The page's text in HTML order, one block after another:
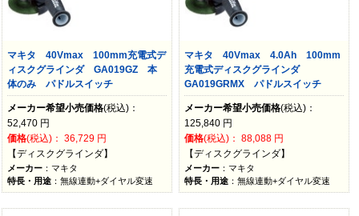
マキタ 40Vmax 100mm充電式デ
ィスクグラインダ GA019GZ 本
体のみ パドルスイッチ
メーカー希望小売価格(税込)：
52,470 円
価格(税込)：36,729 円
【ディスクグラインダ】
メーカー ：マキタ
特長・用途 ：無線連動+ダイヤル変速
マキタ 40Vmax 4.0Ah 100mm
充電式ディスクグラインダ
GA019GRMX パドルスイッチ
メーカー希望小売価格(税込)：
125,840 円
価格(税込)：88,088 円
【ディスクグラインダ】
メーカー ：マキタ
特長・用途 ：無線連動+ダイヤル変速